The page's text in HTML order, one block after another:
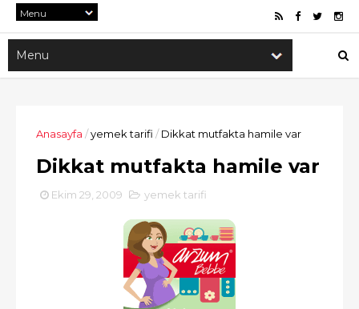
Anasayfa /yemek tarifi / Dikkat mutfakta hamile var
Dikkat mutfakta hamile var
Ekim 29, 2009 yemek tarifi